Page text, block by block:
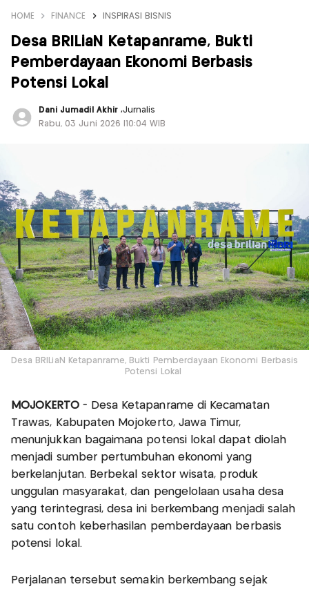
HOME FINANCE INSPIRASI BISNIS
Desa BRILiaN Ketapanrame, Bukti
Pemberdayaan Ekonomi Berbasis
Potensi Lokal
Dani Jumadil Akhir ,Jurnalis
Rabu, 03 Juni 2026 |10:04 WIB
Desa BRILiaN Ketapanrame, Bukti Pemberdayaan Ekonomi Berbasis
Potensi Lokal
MOJOKERTO- Desa Ketapanrame di Kecamatan
Trawas, Kabupaten Mojokerto, Jawa Timur,
menunjukkan bagaimana potensi lokal dapat diolah
menjadi sumber pertumbuhan ekonomi yang
berkelanjutan. Berbekal sektor wisata, produk
unggulan masyarakat, dan pengelolaan usaha desa
yang terintegrasi, desa ini berkembang menjadi salah
satu contoh keberhasilan pemberdayaan berbasis
potensi lokal.
Perjalanan tersebut semakin berkembang sejak